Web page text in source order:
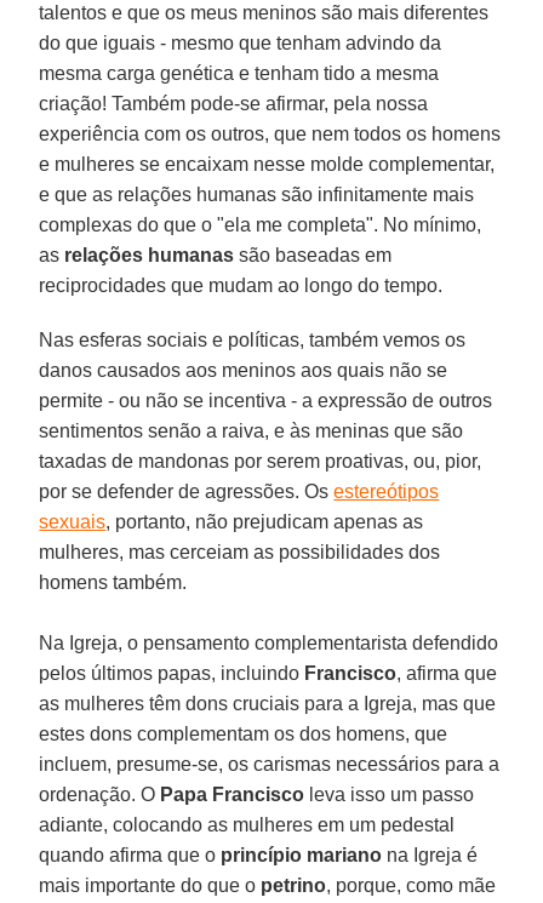
talentos e que os meus meninos são mais diferentes
do que iguais - mesmo que tenham advindo da
mesma carga genética e tenham tido a mesma
criação! Também pode-se afirmar, pela nossa
experiência com os outros, que nem todos os homens
e mulheres se encaixam nesse molde complementar,
e que as relações humanas são infinitamente mais
complexas do que o "ela me completa". No mínimo,
as relações humanas são baseadas em
reciprocidades que mudam ao longo do tempo.
Nas esferas sociais e políticas, também vemos os
danos causados aos meninos aos quais não se
permite - ou não se incentiva - a expressão de outros
sentimentos senão a raiva, e às meninas que são
taxadas de mandonas por serem proativas, ou, pior,
por se defender de agressões. Osestereótipos
sexuais, portanto, não prejudicam apenas as
mulheres, mas cerceiam as possibilidades dos
homens também.
Na Igreja, o pensamento complementarista defendido
pelos últimos papas, incluindo Francisco, afirma que
as mulheres têm dons cruciais para a Igreja, mas que
estes dons complementam os dos homens, que
incluem, presume-se, os carismas necessários para a
ordenação. O Papa Francisco leva isso um passo
adiante, colocando as mulheres em um pedestal
quando afirma que o princípio mariano na Igreja é
mais importante do que o petrino, porque, como mãe